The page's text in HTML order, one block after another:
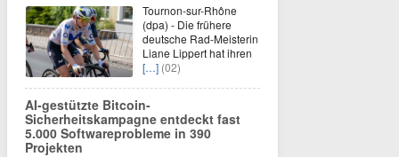
Tournon-sur-Rhône
(dpa) - Die frühere
deutsche Rad-Meisterin
Liane Lippert hat ihren
[…] (02)
AI-gestützte Bitcoin-
Sicherheitskampagne entdeckt fast
5.000 Softwareprobleme in 390
Projekten